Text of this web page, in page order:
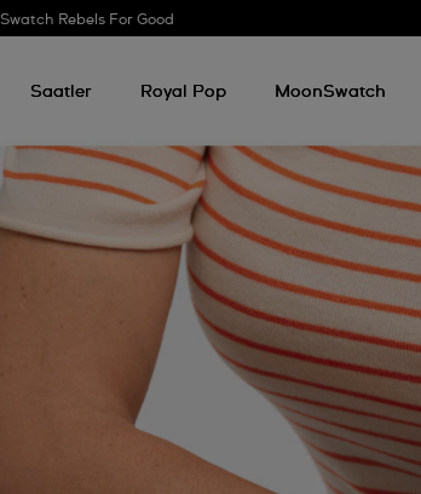
Swatch Rebels For Good
Saatler Royal Pop MoonSwatch